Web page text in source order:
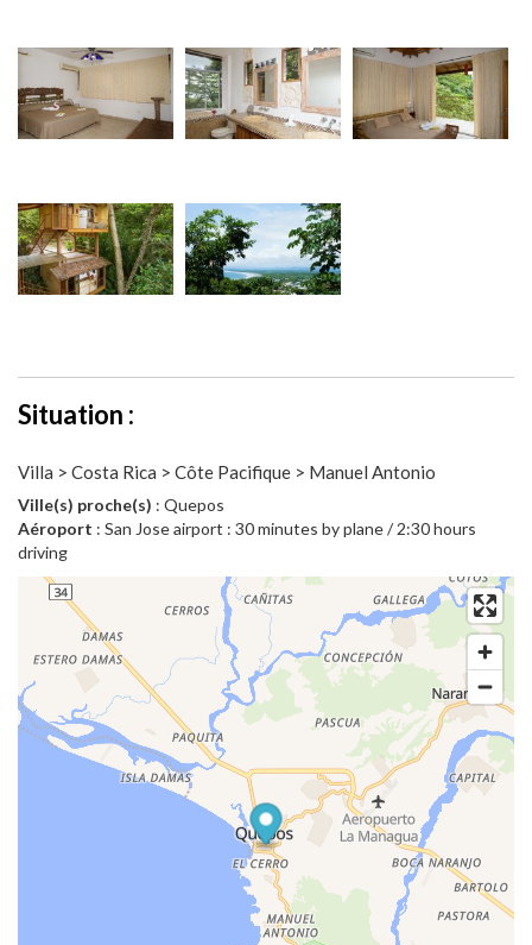
Situation :
Villa > Costa Rica > Côte Pacifique > Manuel Antonio
Ville(s) proche(s) : Quepos
Aéroport : San Jose airport : 30 minutes by plane / 2:30 hours
driving